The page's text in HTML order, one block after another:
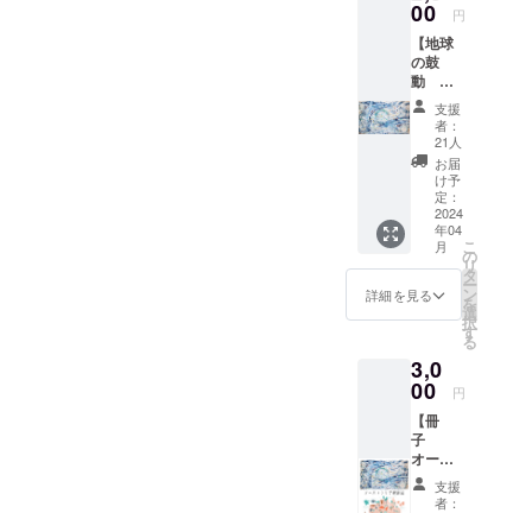
にて
2024年
4月9
日〜14
日に行
う 個展
での手
渡し、
もしく
は郵送
でお送
りいた
しま
す。 備
考欄に
郵送か
願いい
たしま
す。 ・
数量…1
枚 ・商
品サイ
ズ…
100mm
00 円
【地球
の鼓
動 ク
リア
ファイ
ル A4
サイ
ズ】 地
球の鼓
動のク
リア
ファイ
ルで
す。 石
川県金
沢市
政記念
しいの
き迎賓
館にて
2024年
4月9
日〜14
日に行
支援
者：
21人
お届
け予
定：
2024
年04
月
詳細を見る
こ
の
リ
タ
ー
ン
を
選
択
す
る
3,0
00 円
【冊
子
オース
トラリ
ア体験
支援
者：